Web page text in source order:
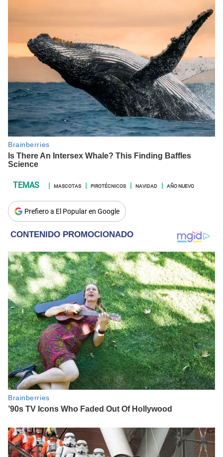
MASCOTAS PIROTÉCNICOS NAVIDAD AÑO NUEVO
Prefiero a El Popular en Google